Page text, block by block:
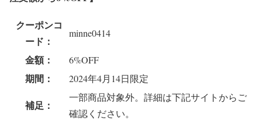
クーポンコ
ード：
minne0414
金額： 6%OFF
期間： 2024年4月14日限定
補足：
一部商品対象外。詳細は下記サイトからご
確認ください。